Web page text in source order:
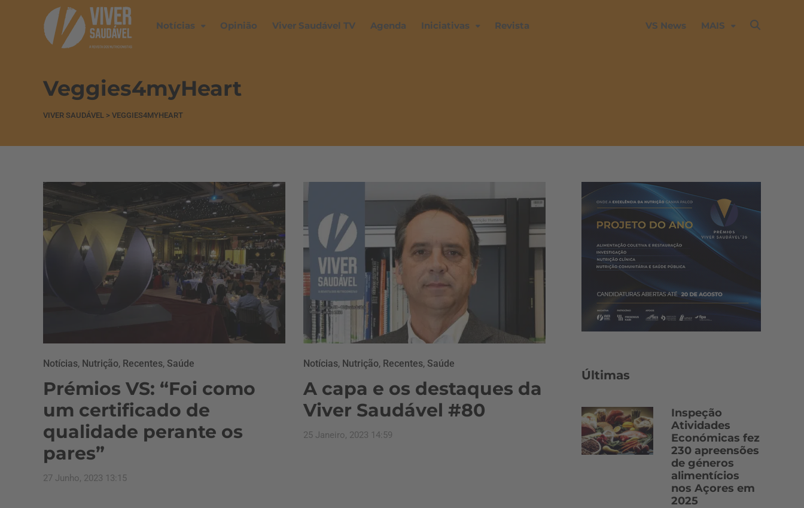
Notícias Opinião Viver Saudável TV Agenda Iniciativas Revista VS News MAIS
Veggies4myHeart
VIVER SAUDÁVEL > VEGGIES4MYHEART
Notícias, Nutrição, Recentes, Saúde
Prémios VS: “Foi como
um certificado de
qualidade perante os
pares”
27 Junho, 2023 13:15
Notícias, Nutrição, Recentes, Saúde
A capa e os destaques da
Viver Saudável #80
25 Janeiro, 2023 14:59
Últimas
Inspeção
Atividades
Económicas fez
230 apreensões
de géneros
alimentícios
nos Açores em
2025